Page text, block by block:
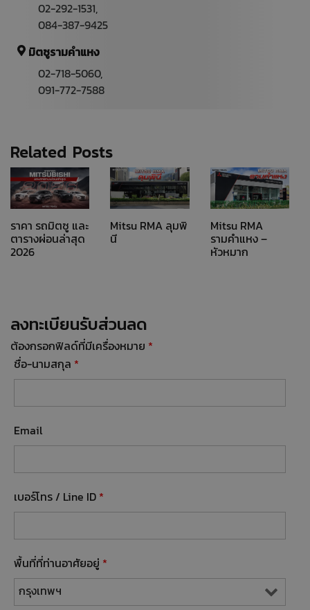
02-292-1531
084-387-9425
มิตซูรามคำแหง
02-718-5060,
091-772-7588
Related Posts
ราคา รถมิตซู และ
ตารางผ่อนล่าสุด
2026
Mitsu RMA ลุมพิ
นี
Mitsu RMA
รามคำแหง –
หัวหมาก
ลงทะเบียนรับส่วนลด
ต้องกรอกฟิลด์ที่มีเครื่องหมาย *
ชื่อ-นามสกุล *
Email
เบอร์โทร / Line ID *
พื้นที่ที่ท่านอาศัยอยู่ *